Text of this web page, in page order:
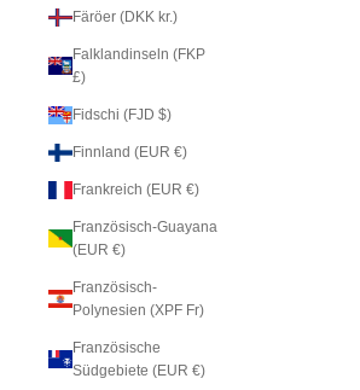
Färöer (DKK kr.)
Falklandinseln (FKP
£)
Fidschi (FJD $)
Finnland (EUR €)
Frankreich (EUR €)
Französisch-Guayana
(EUR €)
Französisch-
Polynesien (XPF Fr)
Französische
Südgebiete (EUR €)